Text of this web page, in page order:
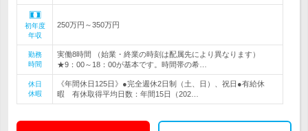
初年度
年収
250万円～350万円
勤務
時間
実働8時間 （始業・終業の時刻は配属先により異なります）
★9：00～18：00が基本です。時間帯の希…
休日
休暇
《年間休日125日》●完全週休2日制（土、日）、祝日●有給休
暇 有休取得平均日数：年間15日（202…